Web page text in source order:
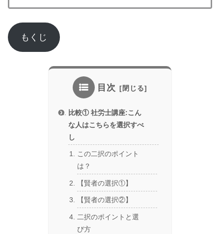
もくじ
目次
比較① 社労士講座:こん
な人はこちらを選択すべ
し
この二択のポイント
は？
【賢者の選択①】
【賢者の選択②】
二択のポイントと選
び方